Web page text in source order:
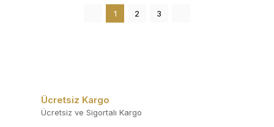
1 2 3
Ücretsiz Kargo
Ücretsiz ve Sigortalı Kargo